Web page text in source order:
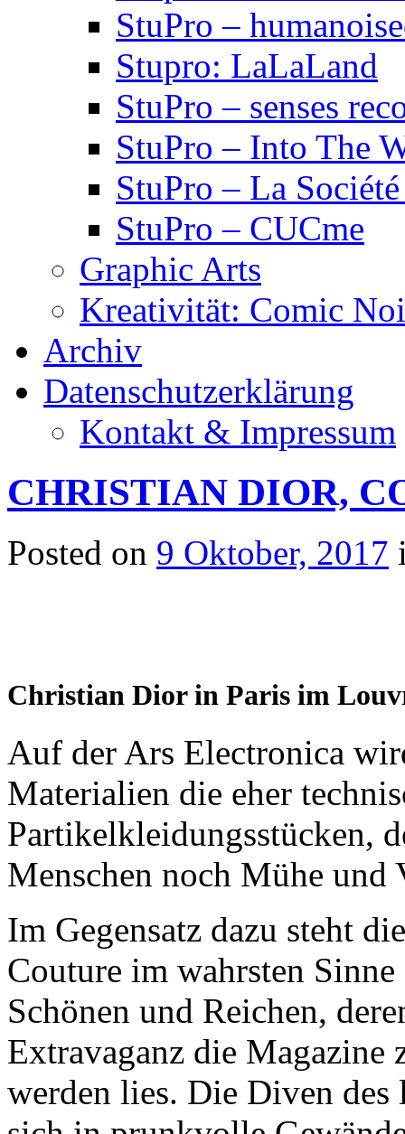
StuPro –
Stupro: LaLaLand
StuPro – senses
StuPro – Into The
StuPro – La
StuPro – CUCme
Graphic Arts
Kreativität: Comic
Archiv
Datenschutzerklärung
Kontakt & Impressum
CHRISTIAN DIOR,
Posted on 9 Oktober, 2017
Christian Dior in Paris im
Auf der Ars Electronica
Materialien die eher
Partikelkleidungsstücken,
Menschen noch Mühe und
Im Gegensatz dazu steht
Couture im wahrsten
Schönen und Reichen,
Extravaganz die Magazine
werden lies. Die Diven des